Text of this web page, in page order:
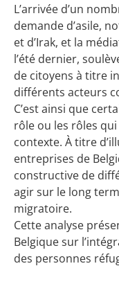
L’arrivée d’un
demande d’asile,
et d’Irak, et la
l’été dernier,
de citoyens à titre
différents acteurs
C’est ainsi que
rôle ou les rôles
contexte. À titre
entreprises de
constructive de
agir sur le long
migratoire.
Cette analyse
Belgique sur
des personnes